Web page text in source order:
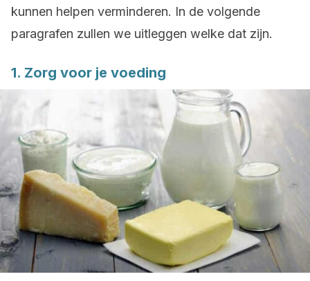
kunnen helpen verminderen. In de volgende
paragrafen zullen we uitleggen welke dat zijn.
1. Zorg voor je voeding